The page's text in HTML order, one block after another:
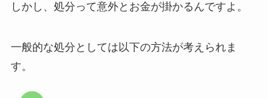
しかし、処分って意外とお金が掛かるんですよ。
一般的な処分としては以下の方法が考えられま
す。